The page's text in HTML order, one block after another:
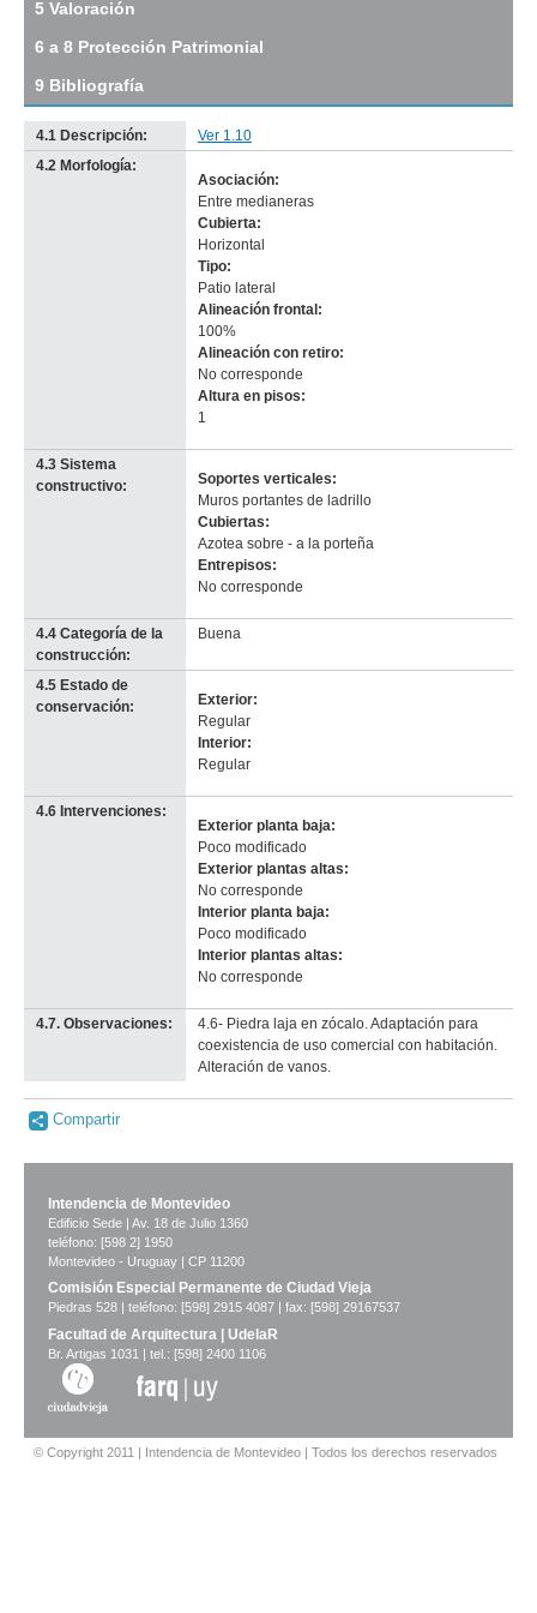
(VM
Descargar
tamaño
original
Guaraní (G 3)
Descarga tamaño completo
5 Valoración
6 a 8 Protección Patrimonial
9 Bibliografía
4.1 Descripción:
Ver 1.10
4.2 Morfología:
Asociación:
Entre medianeras
Cubierta:
Horizontal
Tipo:
Patio lateral
Alineación frontal:
100%
Alineación con retiro:
No corresponde
-
no
Altura en pisos:
1
4.3 Sistema
constructivo:
Soportes verticales:
Muros portantes de ladrillo
Cubiertas:
Azotea sobre - a la porteña
Entrepisos:
No corresponde
4.4 Categoría de la
construcción:
Buena
4.5 Estado de
conservación:
Exterior:
Regular
Interior:
Regular
4.6 Intervenciones:
Exterior planta baja:
Poco modificado
Exterior plantas altas:
No corresponde
Interior planta baja:
Poco modificado
Interior plantas altas:
No corresponde
4.7. Observaciones:
4.6- Piedra laja en zócalo. Adaptación para
coexistencia de uso comercial con habitación.
Alteración de vanos.
Compartir
Intendencia de Montevideo
Edificio Sede | Av. 18 de Julio 1360
teléfono: [598 2] 1950
Montevideo - Uruguay | CP 11200
Comisión Especial Permanente de Ciudad Vieja
Piedras 528 | teléfono: [598] 2915 4087 | fax: [598] 29167537
Facultad de Arquitectura | UdelaR
Br. Artigas 1031 | tel.: [598] 2400 1106
© Copyright 2011 | Intendencia de Montevideo | Todos los derechos reservados